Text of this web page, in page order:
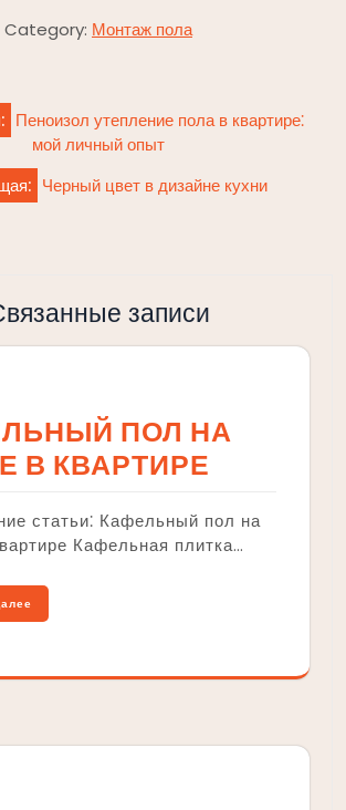
Category: Монтаж пола
Пеноизол утепление пола в квартире⁚
мой личный опыт
Черный цвет в дизайне кухни
записи
ПОЛ НА
В КВАРТИРЕ
статьи⁚ Кафельный пол на
Кафельная плитка…